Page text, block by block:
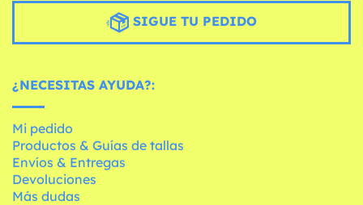
SIGUE TU PEDIDO
¿NECESITAS AYUDA?:
Mi pedido
Productos & Guías de tallas
Envíos & Entregas
Devoluciones
Más dudas